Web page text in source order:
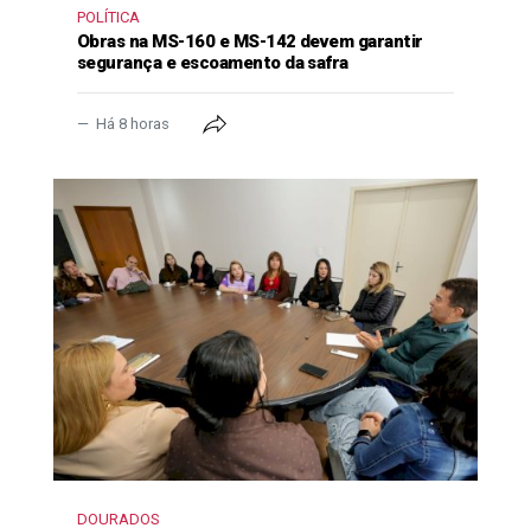
POLÍTICA
Obras na MS-160 e MS-142 devem garantir
segurança e escoamento da safra
Há 8 horas
DOURADOS